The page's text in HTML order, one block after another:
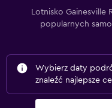
Lotnisko Gainesville
popularnych
Wybierz daty
znaleźć najlepsze